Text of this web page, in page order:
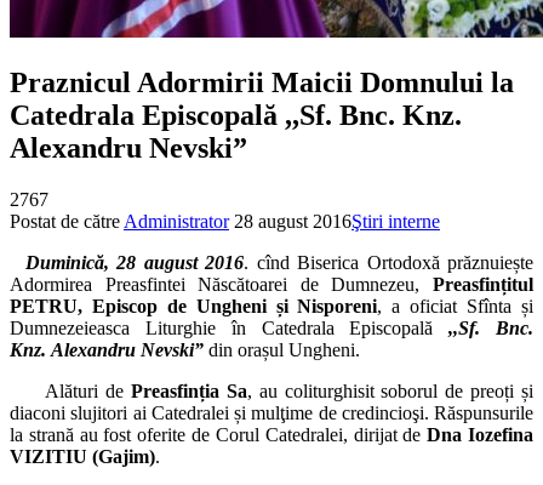
Praznicul Adormirii Maicii Domnului la
Catedrala Episcopală ,,Sf. Bnc. Knz.
Alexandru Nevski”
2767
Postat de către Administrator 28 august 2016Ştiri interne
Duminică, 28 august 2016. cînd Biserica Ortodoxă prăznuiește
Adormirea Preasfintei Născătoarei de Dumnezeu, Preasfințitul
PETRU, Episcop de Ungheni și Nisporeni, a oficiat Sfînta și
Dumnezeieasca Liturghie în Catedrala Episcopală,,Sf. Bnc.
Knz. Alexandru Nevski” din orașul Ungheni.
Alături de Preasfinția Sa, au coliturghisit soborul de preoți și
diaconi slujitori ai Catedralei și mulţime de credincioşi. Răspunsurile
la strană au fost oferite de Corul Catedralei, dirijat deDna Iozefina
VIZITIU (Gajim).